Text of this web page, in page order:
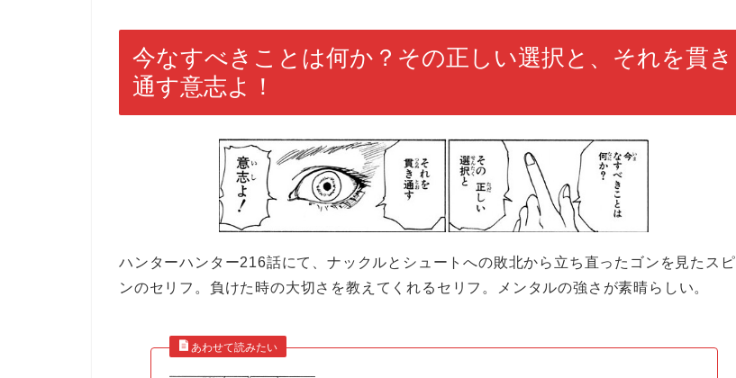
今なすべきことは何か？その正しい選択と、それを貫き
通す意志よ！
ハンターハンター216話にて、ナックルとシュートへの敗北から立ち直ったゴンを見たスピ
ンのセリフ。負けた時の大切さを教えてくれるセリフ。メンタルの強さが素晴らしい。